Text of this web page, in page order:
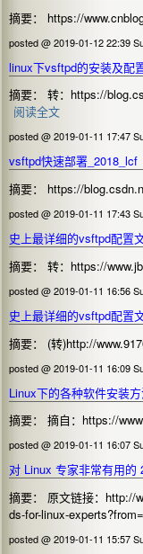
摘要： https://
posted @ 2019-01-12 22:39
linux下vsftpd的安装及配
摘要： 转：https://
阅读全文
posted @ 2019-01-11 17:47
vsftpd快速部署_2018_lcf
摘要： https://
posted @ 2019-01-11 17:43
史上最详细的vsftpd配置
摘要： 转：https://
posted @ 2019-01-11 16:56
史上最详细的vsftpd配置
摘要： (转)http://
posted @ 2019-01-11 16:09
Linux下的各种软件安装
摘要： 摘自：https://
posted @ 2019-01-11 16:07
对 Linux 专家非常有用的
摘要： 原文链接：http://
ds-for-linux-
posted @ 2019-01-11 15:57